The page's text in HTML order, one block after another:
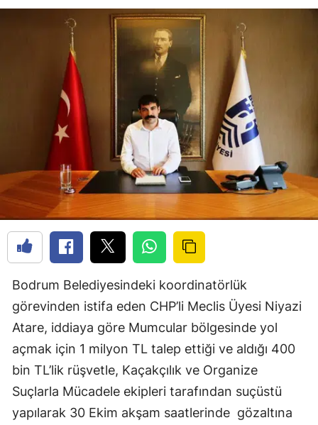
Bodrum Belediyesindeki koordinatörlük
görevinden istifa eden CHP’li Meclis Üyesi Niyazi
Atare, iddiaya göre Mumcular bölgesinde yol
açmak için 1 milyon TL talep ettiği ve aldığı 400
bin TL’lik rüşvetle, Kaçakçılık ve Organize
Suçlarla Mücadele ekipleri tarafından suçüstü
yapılarak 30 Ekim akşam saatlerinde gözaltına